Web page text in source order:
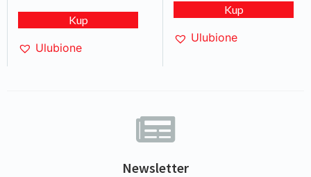
Newsletter
Kup
Ulubione
Kup
Ulubione